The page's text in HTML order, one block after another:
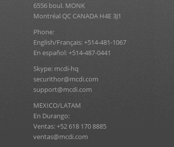
6556 boul. MONK
Montréal QC CANADA H4E 3J1
Phone:
English/Français: +514-481-1067
En español: +514-487-0441
Skype: mcdi-hq
securithor@mcdi.com
support@mcdi.com
MEXICO/LATAM
En Durango:
Ventas: +52 618 170 8885
ventas@mcdi.com